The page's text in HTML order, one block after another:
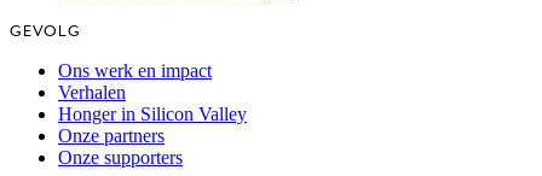
GEVOLG
Ons werk en impact
Verhalen
Honger in Silicon Valley
Onze partners
Onze supporters